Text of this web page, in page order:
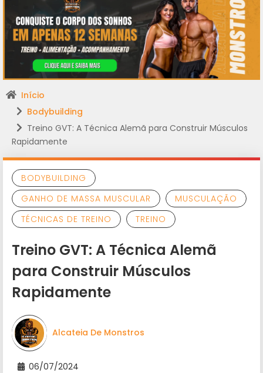
Início
Bodybuilding
Treino GVT: A Técnica Alemã para Construir Músculos
Rapidamente
BODYBUILDING
GANHO DE MASSA MUSCULAR
MUSCULAÇÃO
TÉCNICAS DE TREINO
TREINO
Treino GVT: A Técnica Alemã
para Construir Músculos
Rapidamente
Alcateia De Monstros
06/07/2024